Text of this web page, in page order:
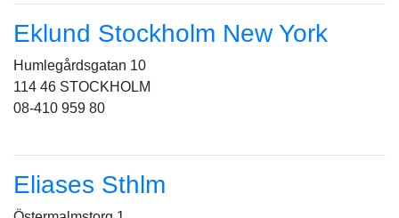
Eklund Stockholm New York
Humlegårdsgatan 10
114 46 STOCKHOLM
08-410 959 80
Eliases Sthlm